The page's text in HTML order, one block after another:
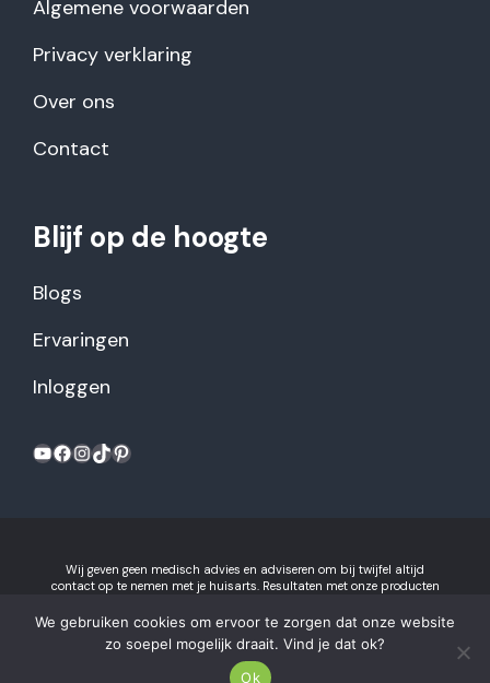
Algemene voorwaarden
Privacy verklaring
Over ons
Contact
Blijf op de hoogte
Blogs
Ervaringen
Inloggen
Wij geven geen medisch advies en adviseren om bij twijfel altijd
contact op te nemen met je huisarts. Resultaten met onze producten
privacyverklaring
Gezonderecepten.nl is onderdeel van Recept voor Succes B.V.
2026 © Gezonderecepten.nl.
We gebruiken cookies om ervoor te zorgen dat onze website
zo soepel mogelijk draait. Vind je dat ok?
Ok